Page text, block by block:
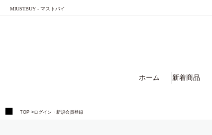
MIUSTBUY - マストバイ
ホーム 新着商品
TOP >ログイン・新規会員登録